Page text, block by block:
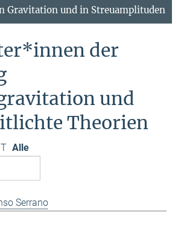
Gravitation und in Streuamplituden
der
und
Theorien
T Alle
Serrano